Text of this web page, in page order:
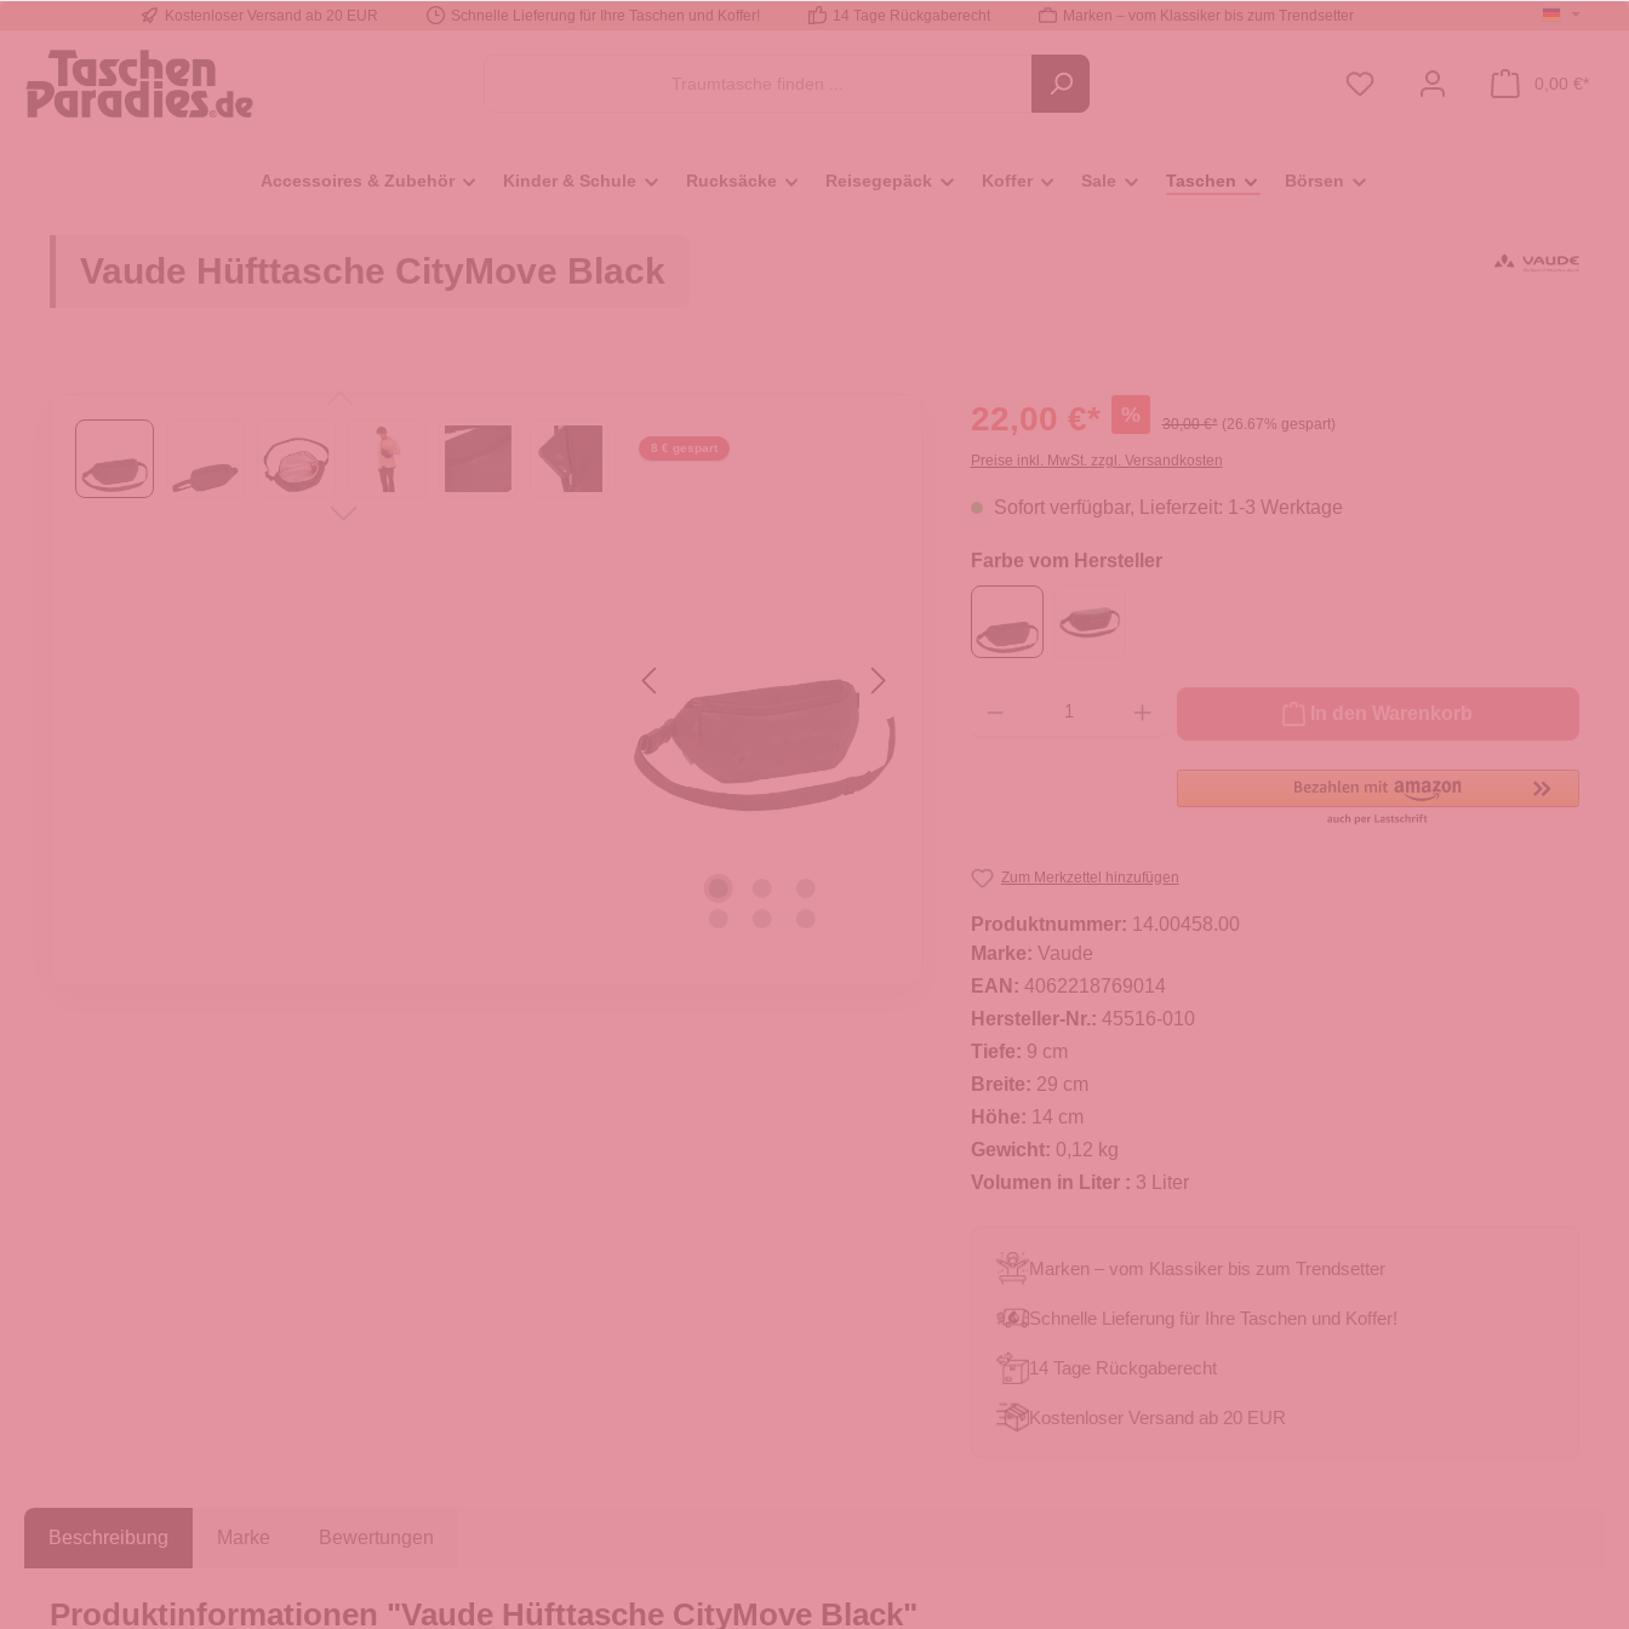
Zur Hauptnavigation springen
Kostenloser Versand ab 20 EUR Schnelle Lieferung für Ihre Taschen und Koffer! 14 Tage Rückgaberecht Marken – vom Klassiker bis zum Trendsetter
0,00 €*
Accessoires & Zubehör Kinder & Schule Rucksäcke Reisegepäck Koffer Sale Taschen Börsen
Vaude Hüfttasche CityMove Black
8 € gespart
22,00 €* % 30,00 €* (26.67% gespart)
Preise inkl. MwSt. zzgl. Versandkosten
Sofort verfügbar, Lieferzeit: 1-3 Werktage
Farbe vom Hersteller
Zum Merkzettel hinzufügen
Produktnummer: 14.00458.00
Marke: Vaude
EAN: 4062218769014
Hersteller-Nr.: 45516-010
Tiefe: 9 cm
Breite: 29 cm
Höhe: 14 cm
Gewicht: 0,12 kg
Volumen in Liter : 3 Liter
Marken – vom Klassiker bis zum Trendsetter
Schnelle Lieferung für Ihre Taschen und Koffer!
14 Tage Rückgaberecht
Kostenloser Versand ab 20 EUR
Beschreibung Marke Bewertungen
Produktinformationen "Vaude Hüfttasche CityMove Black"